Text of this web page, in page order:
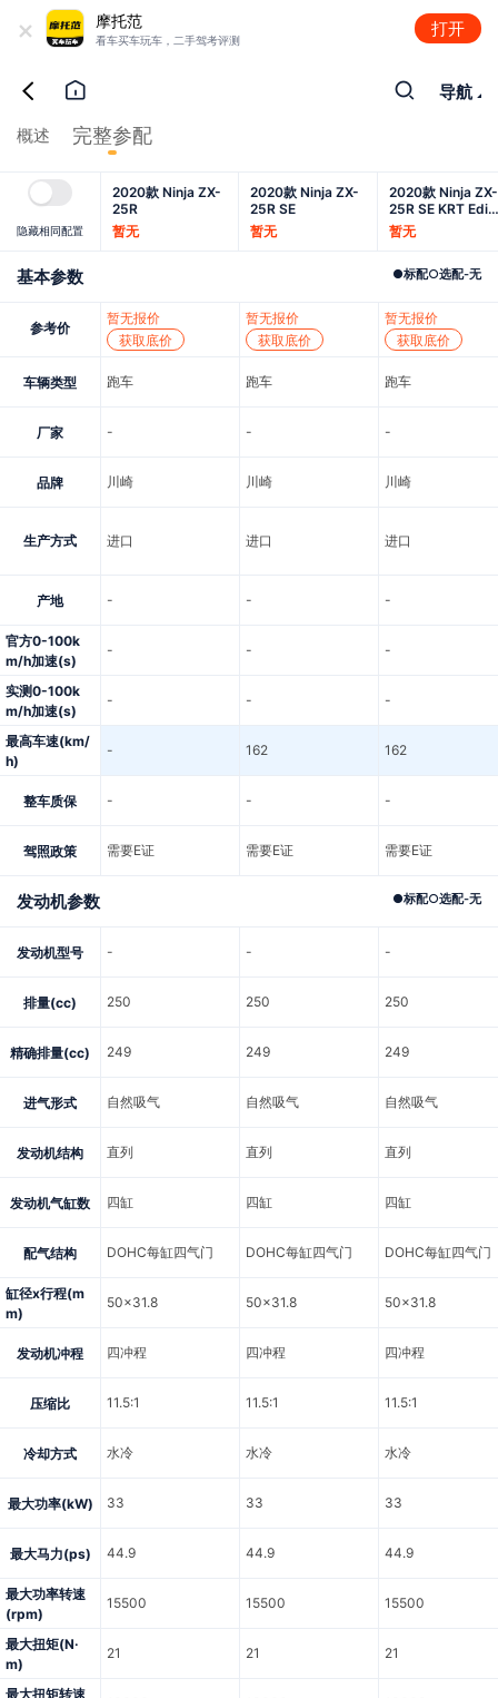
+ 摩托范
看车买车玩车，二手驾考评测
打开
导航
概述 完整参配
隐藏相同配置
2020款 Ninja ZX-
25R
暂无
2020款 Ninja ZX-
25R SE
暂无
2020款 Ninja ZX-
25R SE KRT Editi
on
暂无
基本参数 ●标配○选配-无
参考价
暂无报价
获取底价
暂无报价
获取底价
暂无报价
获取底价
车辆类型 跑车 跑车 跑车
厂家 - - -
品牌 川崎 川崎 川崎
生产方式 进口 进口 进口
产地 - - -
官方0-100k
m/h加速(s)
- - -
实测0-100k
m/h加速(s)
- - -
最高车速(km/
h)
- 162 162
整车质保 - - -
驾照政策 需要E证 需要E证 需要E证
发动机参数 ●标配○选配-无
发动机型号 - - -
排量(cc) 250 250 250
精确排量(cc) 249 249 249
进气形式 自然吸气 自然吸气 自然吸气
发动机结构 直列 直列 直列
发动机气缸数 四缸 四缸 四缸
配气结构 DOHC每缸四气门 DOHC每缸四气门 DOHC每缸四气门
缸径x行程(m
m)
50x31.8 50x31.8 50x31.8
发动机冲程 四冲程 四冲程 四冲程
压缩比 11.5:1 11.5:1 11.5:1
冷却方式 水冷 水冷 水冷
最大功率(kW) 33 33 33
最大马力(ps) 44.9 44.9 44.9
最大功率转速
(rpm)
15500 15500 15500
最大扭矩(N·
m)
21 21 21
最大扭矩转速